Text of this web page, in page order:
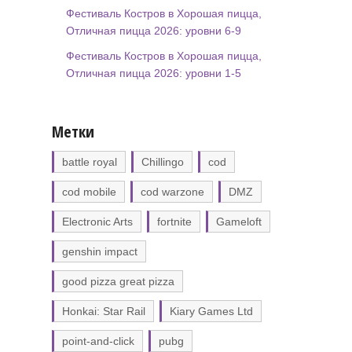
Фестиваль Костров в Хорошая пицца,
Отличная пицца 2026: уровни 6-9
Фестиваль Костров в Хорошая пицца,
Отличная пицца 2026: уровни 1-5
Метки
battle royal Chillingo cod
cod mobile cod warzone DMZ
Electronic Arts fortnite Gameloft
genshin impact
good pizza great pizza
Honkai: Star Rail Kiary Games Ltd
point-and-click pubg